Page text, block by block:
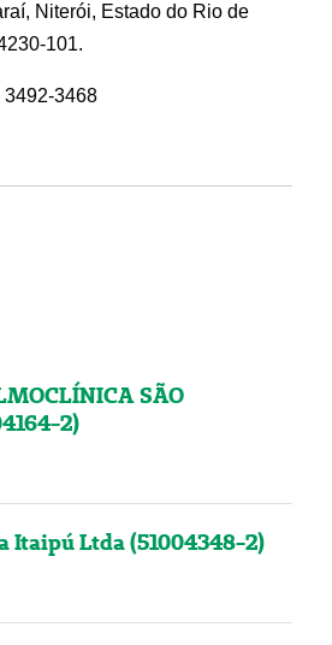
Niterói, Estado do Rio de
101.
3492-3468
SÃO
2)
Itaipú Ltda (51004348-2)